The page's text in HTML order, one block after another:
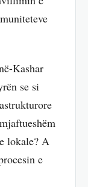
Kashar
se si
lokale? A
e